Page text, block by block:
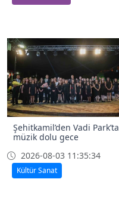
Şehitkamil’den Vadi Park’ta
müzik dolu gece
2026-08-03 11:35:34
Kültür Sanat